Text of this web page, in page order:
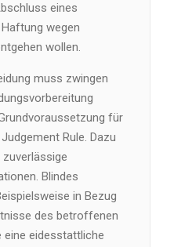
eines
wegen
wollen.
muss zwingen
für
Rule. Dazu
Blindes
in Bezug
des betroffenen
eidesstattliche